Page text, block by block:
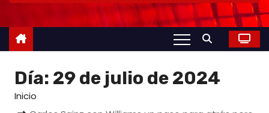
i
Día: 29 de julio de 2024
Inicio